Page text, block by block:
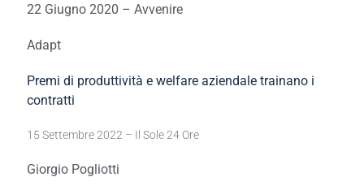
22 Giugno 2020 – Avvenire
Adapt
Premi di produttività e welfare aziendale trainano i
contratti
15 Settembre 2022 – Il Sole 24 Ore
Giorgio Pogliotti